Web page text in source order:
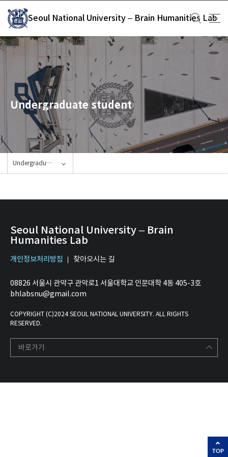
기
Seoul National University – Brain Humanities Lab
Undergraduate student
Undergraduate student Archives
TOP
Seoul National University – Brain
Humanities Lab
개인정보처리방침 찾아오시는 길
08826 서울시 관악구 관악로1 서울대학교 인문대학 4동 405-3호
bhlabsnu@gmail.com
COPYRIGHT (C)2024 SEOUL NATIONAL UNIVERSITY. ALL RIGHTS
RESERVED.
바로가기